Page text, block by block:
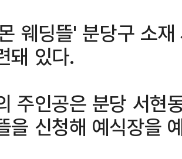
웨딩뜰' 분당구 소
돼 있다.
주인공은 분당 서현
을 신청해 예식장을